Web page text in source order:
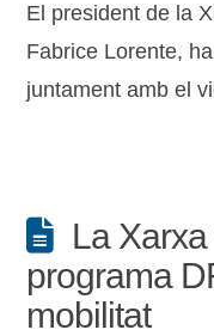
El president de la
Fabrice Lorente,
juntament amb el
La
programa
mobilitat